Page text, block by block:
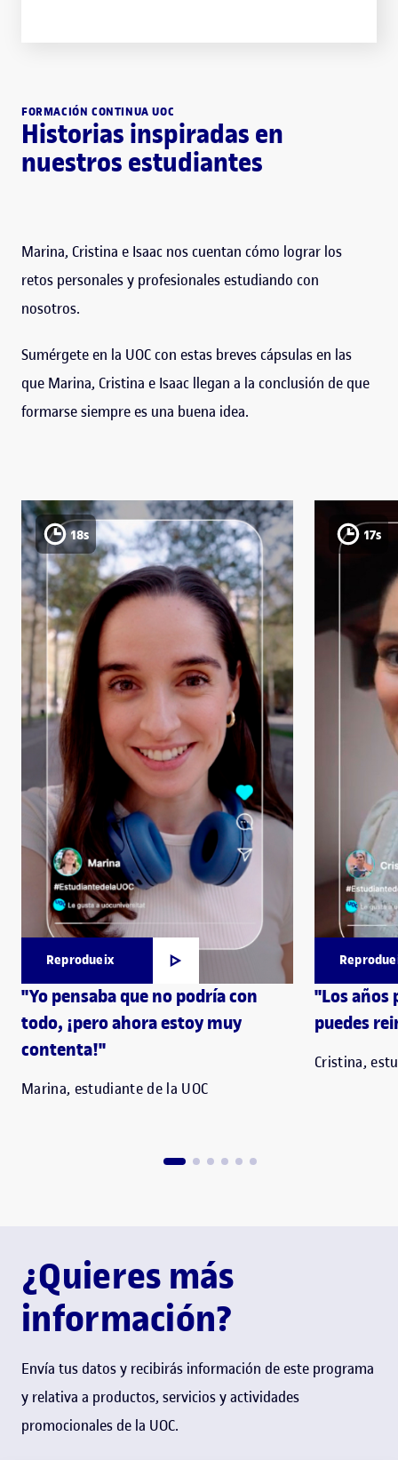
FORMACIÓN CONTINUA UOC
Historias inspiradas en
nuestros estudiantes
Marina, Cristina e Isaac nos cuentan cómo lograr los
retos personales y profesionales estudiando con
nosotros.
Sumérgete en la UOC con estas breves cápsulas en las
que Marina, Cristina e Isaac llegan a la conclusión de que
formarse siempre es una buena idea.
Reprodueix
18s
"Yo pensaba que no podría con
todo, ¡pero ahora estoy muy
contenta!"
Marina, estudiante de la UOC
17s
"Los años
puedes
Cristina,
¿Quieres más
información?
Envía tus datos y recibirás información de este programa
y relativa a productos, servicios y actividades
promocionales de la UOC.